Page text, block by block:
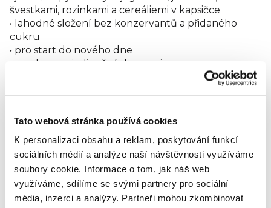
Tato webová stránka používá cookies
K personalizaci obsahu a reklam, poskytování funkcí
sociálních médií a analýze naší návštěvnosti využíváme
soubory cookie. Informace o tom, jak náš web
využíváme, sdílíme se svými partnery pro sociální
média, inzerci a analýzy. Partneři mohou zkombinovat
švestkami, rozinkami a cereáliemi v kapsičce
• lahodné složení bez konzervantů a přidaného
cukru
• pro start do nového dne
• vyrobeno z jedinečných surovin
• bez nutnosti chlazení – přesto nejlépe chutná
Energie 81 kcal / 342 kJ
Tuky, z toho nasycené mastné kyseliny 0,7 g
Sacharidy 15 g
Sacharidy, z toho cukry 10 g
Bílkoviny 2,1 g
Sůl 0,03 g